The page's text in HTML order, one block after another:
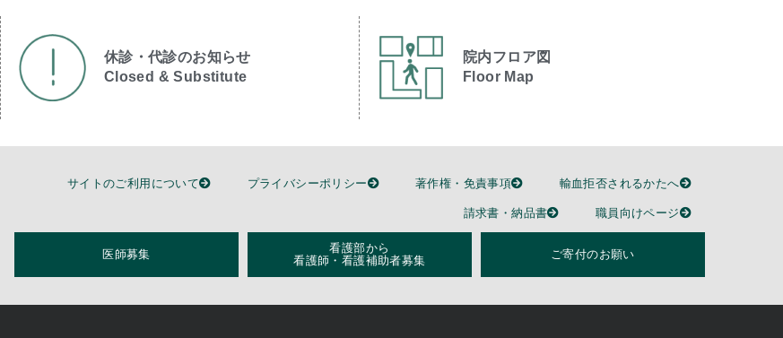
休診・代診のお知らせ
Closed & Substitute​
院内フロア図
Floor Map
サイトのご利用について プライバシーポリシー 著作権・免責事項 輸血拒否されるかたへ
請求書・納品書 職員向けページ
医師募集
看護部から
看護師・看護補助者募集
ご寄付のお願い